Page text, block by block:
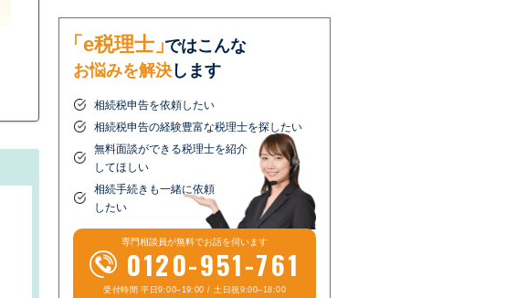
「e税理士」ではこんな
お悩みを解決 します
相続税申告を依頼したい
相続税申告の経験豊富な税理士を探したい
無料面談ができる税理士を紹介
してほしい
相続手続きも一緒に依頼
したい
専門相談員が無料でお話を伺います
0120-951-761